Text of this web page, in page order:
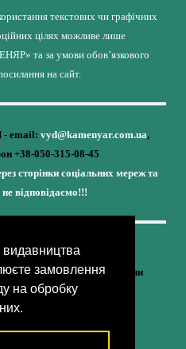
замовлення
на обробку
текстових чи графічних
цілях можливе лише
та за умови обов’язкового
на сайт.
email: vyd@kamenyar.com.ua,
+38-050-315-08-45
сторінки соціальних мереж та
відповідаємо!!!
це внесок у спротив,
неминучу перемогу України
«КАМЕНЯР»)